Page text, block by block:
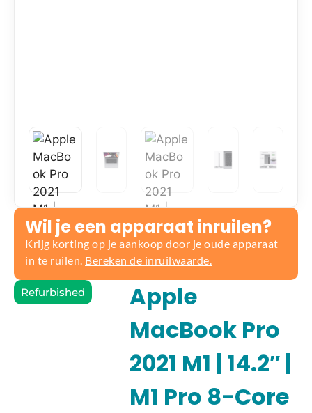
Wil je een apparaat inruilen?
Krijg korting op je aankoop door je oude apparaat
in te ruilen. Bereken de inruilwaarde.
Refurbished
Apple
MacBook Pro
2021 M1 | 14.2″ |
M1 Pro 8-Core